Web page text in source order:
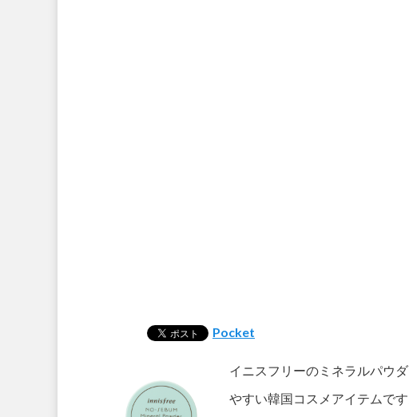
Pocket
イニスフリーのミネラルパウ
やすい韓国コスメアイテムです